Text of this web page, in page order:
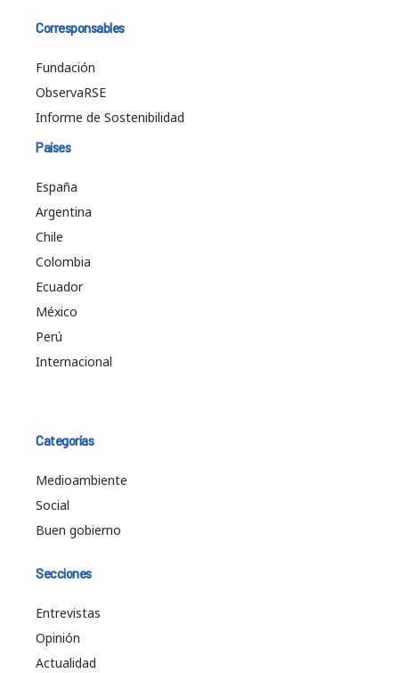
Corresponsables
Fundación
ObservaRSE
Informe de Sostenibilidad
Países
España
Argentina
Chile
Colombia
Ecuador
México
Perú
Internacional
Categorías
Medioambiente
Social
Buen gobierno
Secciones
Entrevistas
Opinión
Actualidad